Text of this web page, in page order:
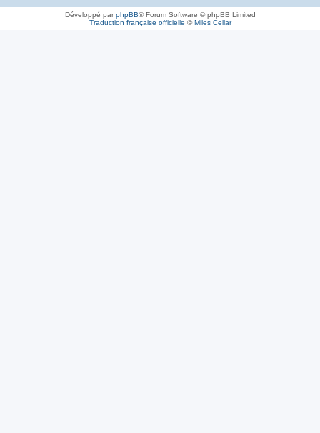
Développé parphpBB® Forum Software © phpBB Limited
Traduction française officielle ©Miles Cellar